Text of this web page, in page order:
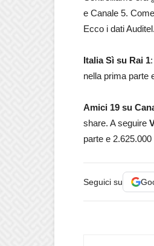
e Canale 5.
Ecco i dati Auditel.
Italia Sì su Rai 1
nella prima parte
Amici 19 su
share. A seguire
parte e
Seguici su